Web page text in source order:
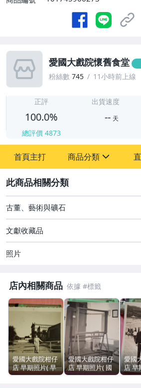
愛國大戲院懷舊食堂
粉絲數 745 11小時前上線
正評
100.0%
總評價 4873
出貨速度
-- 天
首頁主打 商品分類
古董、藝術與礦石
古董、藝術與礦石
文獻收藏品
照片
店內相關商品
愛國大戲院柑仔
店 早期照片( 早
期服飾 老建築
愛國大戲院柑仔
店 早期照片( 國
立臺灣大學土木
愛國
店 早
期服